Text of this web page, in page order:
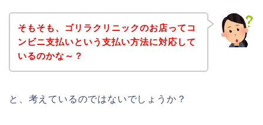
そもそも、ゴリラクリニックのお店ってコ
ンビニ支払いという支払い方法に対応して
いるのかな～？
と、考えているのではないでしょうか？